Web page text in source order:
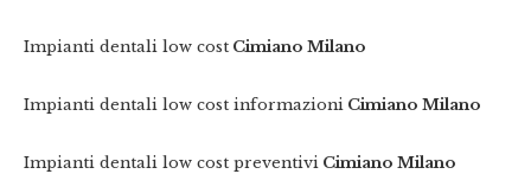
Impianti dentali low cost Cimiano Milano
Impianti dentali low cost informazioni Cimiano Milano
Impianti dentali low cost preventivi Cimiano Milano